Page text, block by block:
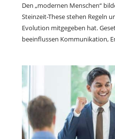
Den „modernen Menschen“
Steinzeit-These stehen Regeln
Evolution mitgegeben hat.
beeinflussen Kommunikation,